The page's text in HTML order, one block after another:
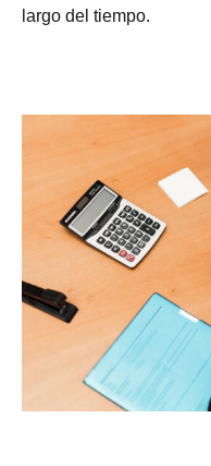
largo del tiempo.